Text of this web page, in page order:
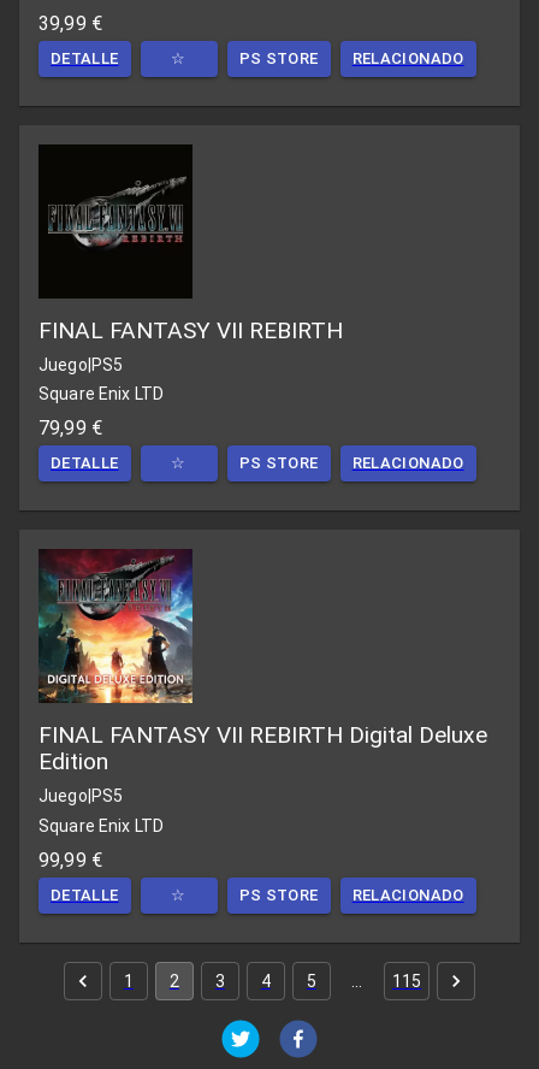
39,99 €
DETALLE ☆ PS STORE RELACIONADO
FINAL FANTASY VII REBIRTH
Juego|PS5
Square Enix LTD
79,99 €
DETALLE ☆ PS STORE RELACIONADO
FINAL FANTASY VII REBIRTH Digital Deluxe
Edition
Juego PS5
Square Enix LTD
99,99 €
DETALLE ☆ PS STORE RELACIONADO
1 2 3 4 5 115